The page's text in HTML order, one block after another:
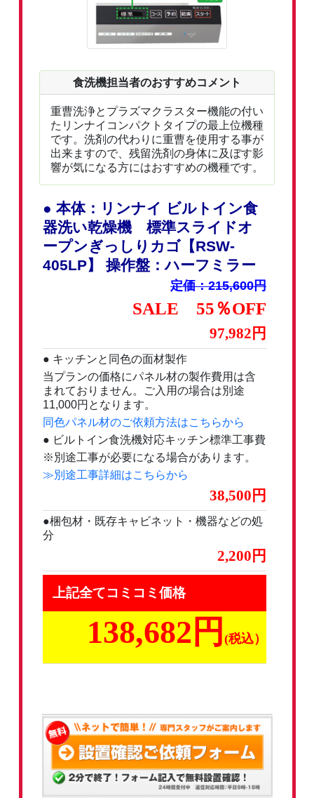
食洗機担当者のおすすめコメント
重曹洗浄とプラズマクラスター機能の付い
たリンナイコンパクトタイプの最上位機種
です。洗剤の代わりに重曹を使用する事が
出来ますので、残留洗剤の身体に及ぼす影
響が気になる方にはおすすめの機種です。
● 本体：リンナイ ビルトイン食
器洗い乾燥機 標準スライドオ
ープンぎっしりカゴ【RSW-
405LP】 操作盤：ハーフミラー
定価：215,600円
SALE 55％OFF
97,982円
● キッチンと同色の面材製作
当プランの価格にパネル材の製作費用は含
まれておりません。ご入用の場合は別途
11,000円となります。
同色パネル材のご依頼方法はこちらから
● ビルトイン食洗機対応キッチン標準工事費
※別途工事が必要になる場合があります。
≫別途工事詳細はこちらから
38,500
●梱包材・既存キャビネット・機器などの処
分
2,200
上記全てコミコミ価格
138,682円